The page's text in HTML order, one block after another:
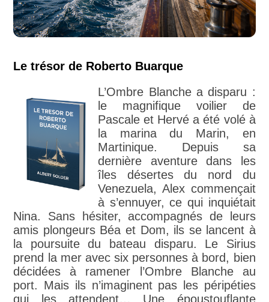
Le trésor de Roberto Buarque
L’Ombre Blanche a disparu :
le magnifique voilier de
Pascale et Hervé a été volé à
la marina du Marin, en
Martinique. Depuis sa
dernière aventure dans les
îles désertes du nord du
Venezuela, Alex commençait
à s’ennuyer, ce qui inquiétait
Nina. Sans hésiter, accompagnés de leurs
amis plongeurs Béa et Dom, ils se lancent à
la poursuite du bateau disparu. Le Sirius
prend la mer avec six personnes à bord, bien
décidées à ramener l’Ombre Blanche au
port. Mais ils n’imaginent pas les péripéties
qui les attendent… Une époustouflante